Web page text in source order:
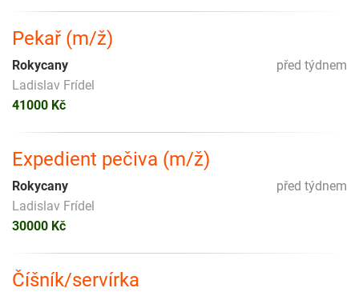
Pekař (m/ž)
před týdnem
Rokycany
Ladislav Frídel
41000 Kč
Expedient pečiva (m/ž)
před týdnem
Rokycany
Ladislav Frídel
30000 Kč
Číšník/servírka